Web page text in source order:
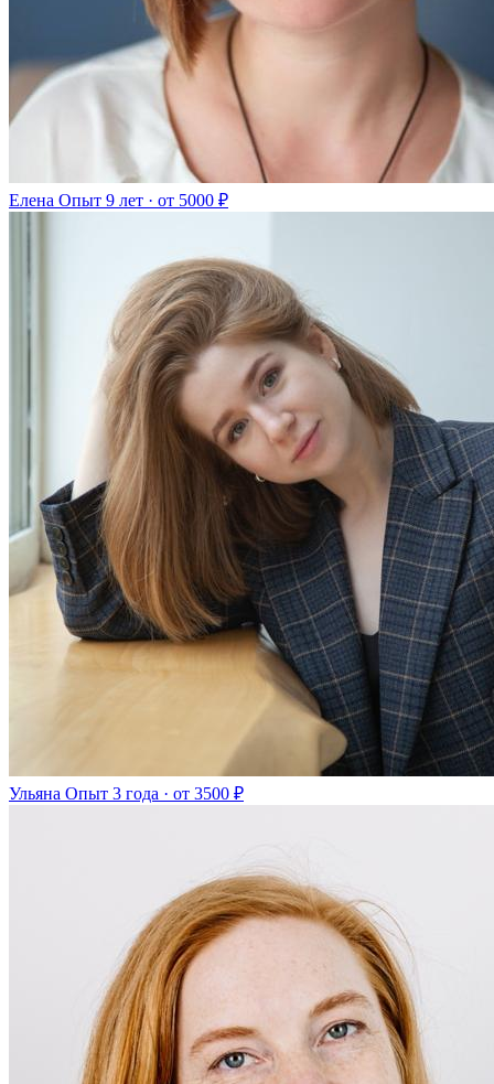
Елена Опыт 9 лет · от 5000 ₽
Ульяна Опыт 3 года · от 3500 ₽